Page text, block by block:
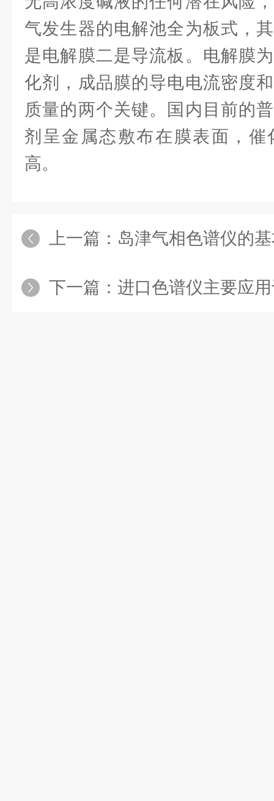
气发生器的电解池全为板式，
是电解膜二是导流板。电解膜
化剂，成品膜的导电电流密度
质量的两个关键。国内目前的
剂呈金属态敷布在膜表面，催
高。
上一篇： 岛津气相色谱仪的基本构
下一篇： 进口色谱仪主要应